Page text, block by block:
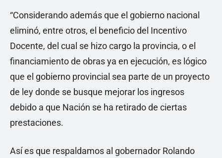
“Considerando además que el gobierno nacional
eliminó, entre otros, el beneficio del Incentivo
Docente, del cual se hizo cargo la provincia, o el
financiamiento de obras ya en ejecución, es lógico
que el gobierno provincial sea parte de un proyecto
de ley donde se busque mejorar los ingresos
debido a que Nación se ha retirado de ciertas
prestaciones.
Así es que respaldamos al gobernador Rolando